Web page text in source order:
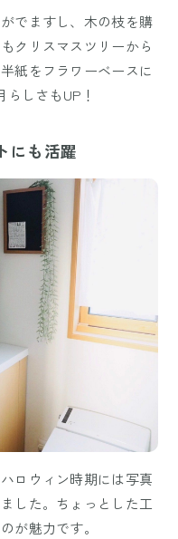
でますし、木の枝を購
クリスマスツリーから
紙をフラワーベースに
しさもUP！
にも活躍
ロウィン時期には写真
した。ちょっとした工
が魅力です。